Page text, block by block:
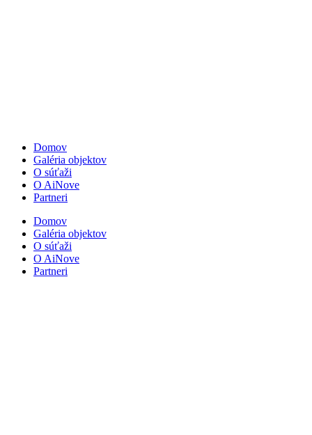
Domov
Galéria objektov
O súťaži
O AiNove
Partneri
Domov
Galéria objektov
O súťaži
O AiNove
Partneri